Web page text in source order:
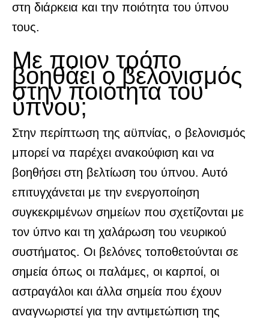
στη διάρκεια και την ποιότητα του ύπνου
τους.
Με ποιον τρόπο
βοηθάει ο βελονισμός
στην ποιότητα του
ύπνου;
Στην περίπτωση της αϋπνίας, ο βελονισμός
μπορεί να παρέχει ανακούφιση και να
βοηθήσει στη βελτίωση του ύπνου. Αυτό
επιτυγχάνεται με την ενεργοποίηση
συγκεκριμένων σημείων που σχετίζονται με
τον ύπνο και τη χαλάρωση του νευρικού
συστήματος. Οι βελόνες τοποθετούνται σε
σημεία όπως οι παλάμες, οι καρποί, οι
αστραγάλοι και άλλα σημεία που έχουν
αναγνωριστεί για την αντιμετώπιση της